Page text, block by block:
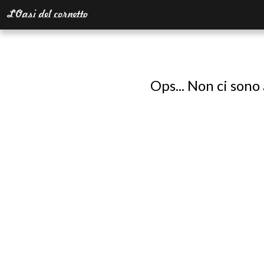
Ops... Non ci